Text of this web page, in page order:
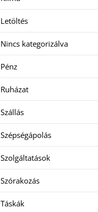
Letöltés
Nincs kategorizálva
Pénz
Ruházat
Szállás
Szépségápolás
Szolgáltatások
Szórakozás
Táskák